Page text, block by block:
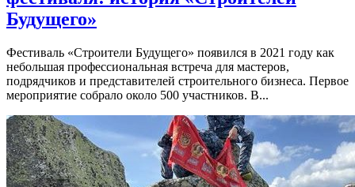
Будущего»
Фестиваль «Строители Будущего» появился в 2021 году как
небольшая профессиональная встреча для мастеров,
подрядчиков и представителей строительного бизнеса. Первое
мероприятие собрало около 500 участников. В...